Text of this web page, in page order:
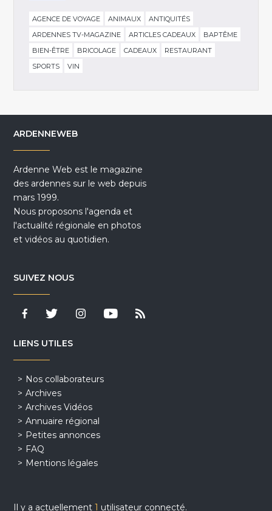
AGENCE DE VOYAGE ANIMAUX
ANTIQUITÉS
ARDENNES TV-MAGAZINE
ARTICLES CADEAUX
BAPTÊME
BIEN-ÊTRE
BRICOLAGE CADEAUX
RESTAURANT
SPORTS
VIN
ARDENNEWEB
Ardenne Web est le magazine
des ardennes sur le web depuis
mars 1999.
Nous proposons l'agenda et
l'actualité régionale en photos
et vidéos au quotidien.
SUIVEZ NOUS
LIENS UTILES
Nos collaborateurs
Archives
Archives Vidéos
Annuaire régional
Petites annonces
FAQ
Mentions légales
Il y a actuellement1 utilisateur connecté.